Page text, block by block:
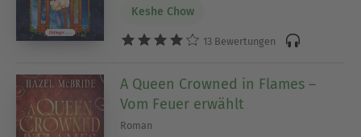
Keshe Chow
13 Bewertungen
A Queen Crowned in Flames –
Vom Feuer erwählt
Roman